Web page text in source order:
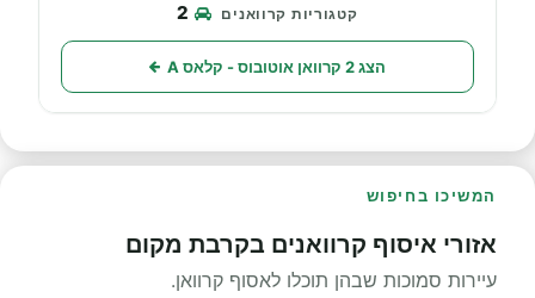
2
הצג 2 קרוואן אוטובוס - קלאס A
המשיכו בחיפוש
אזורי איסוף קרוואנים בקרבת מקום
עיירות סמוכות שבהן תוכלו לאסוף קרוואן.